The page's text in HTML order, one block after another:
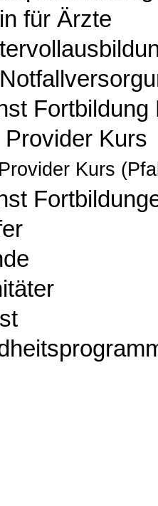
für Ärzte
Fortbildung
Kurs
Kurs